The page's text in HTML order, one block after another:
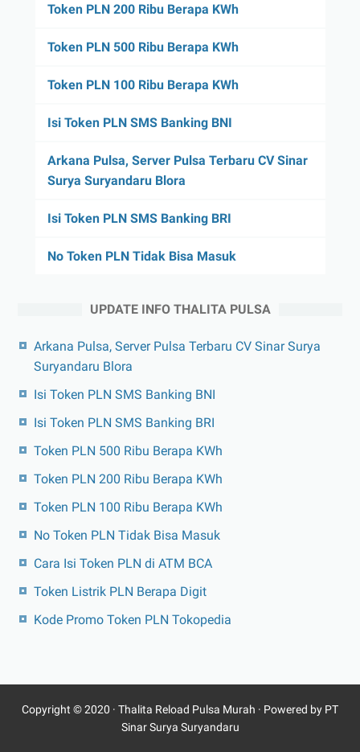
Token PLN 200 Ribu Berapa KWh
Token PLN 500 Ribu Berapa KWh
Token PLN 100 Ribu Berapa KWh
Isi Token PLN SMS Banking BNI
Arkana Pulsa, Server Pulsa Terbaru CV Sinar
Surya Suryandaru Blora
Isi Token PLN SMS Banking BRI
No Token PLN Tidak Bisa Masuk
UPDATE INFO THALITA PULSA
Arkana Pulsa, Server Pulsa Terbaru CV Sinar Surya
Suryandaru Blora
Isi Token PLN SMS Banking BNI
Isi Token PLN SMS Banking BRI
Token PLN 500 Ribu Berapa KWh
Token PLN 200 Ribu Berapa KWh
Token PLN 100 Ribu Berapa KWh
No Token PLN Tidak Bisa Masuk
Cara Isi Token PLN di ATM BCA
Token Listrik PLN Berapa Digit
Kode Promo Token PLN Tokopedia
Copyright © 2020 · Thalita Reload Pulsa Murah · Powered by PT
Sinar Surya Suryandaru